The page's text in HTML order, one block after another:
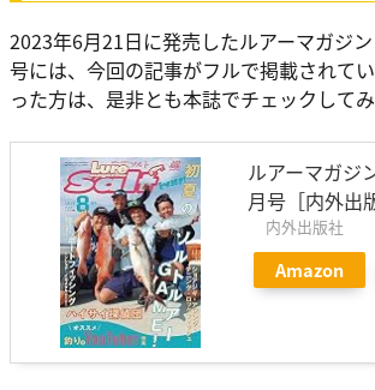
2023年6月21日に発売したルアーマガジ
号には、今回の記事がフルで掲載されて
った方は、是非とも本誌でチェックしてみ
ルアーマガジ
月号［内外出
内外出版社
Amazon